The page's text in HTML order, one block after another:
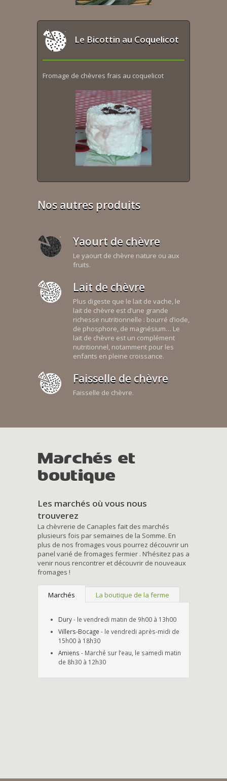
Le Bicottin au Coquelicot
Fromage de chèvres frais au coquelicot
Nos autres produits
Yaourt de chèvre
Le yaourt de chèvre nature ou aux
fruits.
Lait de chèvre
Plus digeste que le lait de vache, le
lait de chèvre est d’une grande
richesse nutritionnelle : bourré d’iode,
de phosphore, de magnésium… Le
lait de chèvre est un complément
nutritionnel, notamment pour les
enfants en pleine croissance.
Faisselle de chèvre
Faisselle de chèvre.
Marchés et
boutique
Les marchés où vous nous
trouverez
La chèvrerie de Canaples fait des marchés
plusieurs fois par semaines de la Somme. En
plus de nos fromages vous pourrez découvrir un
panel varié de fromages fermier . N’hésitez pas a
venir nous rencontrer et découvrir de nouveaux
fromages !
Marchés La boutique de la ferme
Dury- le vendredi matin de 9h00 à 13h00
Villers-Bocage - le vendredi après-midi de
15h00 à 18h30
Amiens - Marché sur l’eau, le samedi matin
de 8h30 à 12h30